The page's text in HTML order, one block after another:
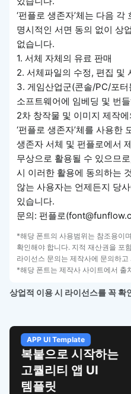
‘펀플로 생존자’체는 다음
명시적인 서면 동의 없이 상
없습니다.
1. 서체 자체의 유료 판매
2. 서체파일의 수정, 편집 및
3. 게임산업군(콘솔/PC/포
소프트웨어에 임베딩 및 번
2차 창작물 및 이미지 제작
‘펀플로 생존자’체를 사용한
생존자 서체 및 펀플로에서
무상으로 활용될 수 있으므
시 이러한 활용에 동의하는
않는 사용자는 언제든지 당
있습니다.
문의: 펀플로
*해당 폰트의 사용범위는 참조용이
확인해야 합니다. 지적 재산권을 포
라이선스 문의는 제작사에 문의하
*해당 폰트는 제작사 사이트에서 출
상업적 이용 시 라이선스를 꼭 확
APP UI Template
복붙으로 시작하는
고퀄리티 앱 UI
템플릿